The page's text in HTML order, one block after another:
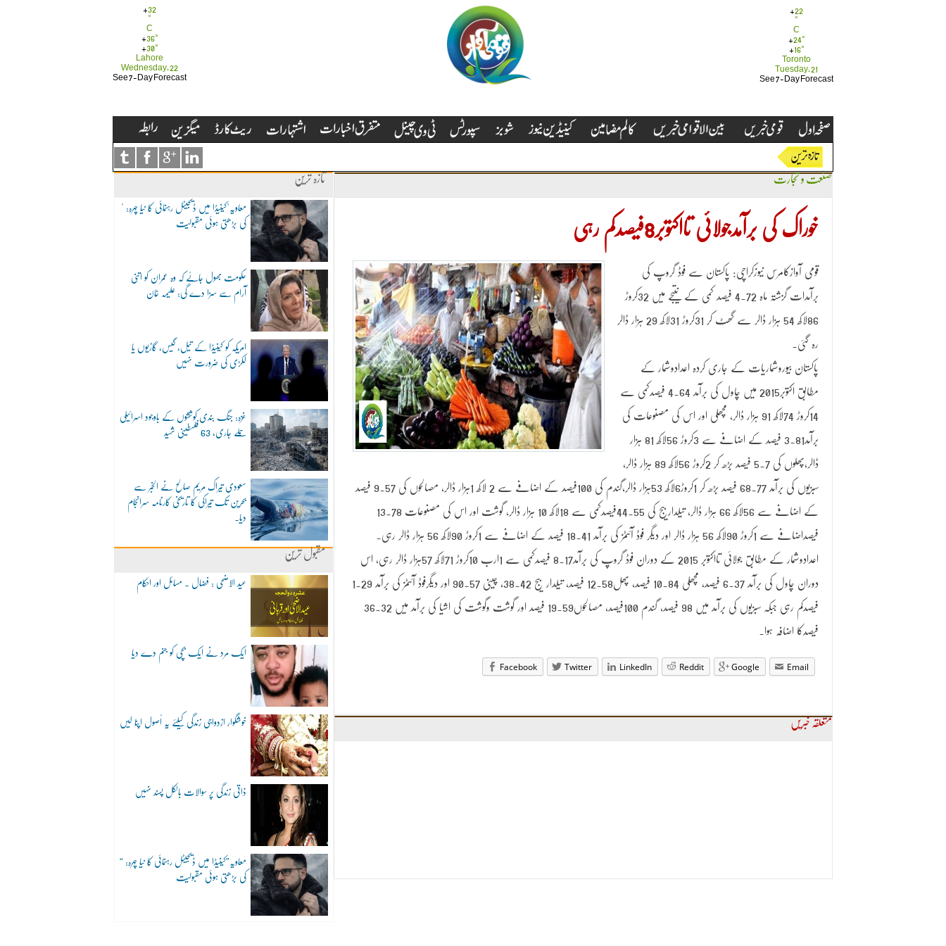
+22
°
C
+24°
+ 16°
Toronto
Tuesday, 21
See 7-Day Forecast
+32
°
C
+36°
+30°
Lahore
Wednesday, 22
See 7-Day Forecast
تازہ ترین
"معاویہ"کینیڈا میں ڈیجیٹل رہنمائی کا نیا چہرہ:
کی بڑھتی ہوئی مقبولیت
حکومت بھول جائے کہ وہ عمران کو اتنی
آرام سے سزا دے گی: علیمہ خان
امریکہ کو کینیڈا کے تیل، گیس، گاڑیوں یا
لکڑی کی ضرورت نہیں
غزہ: جنگ بندی کوششوں کے باوجود اسرائیلی
حملے جاری، 63 فلسطینی شہید
سعودی تیراک مریم صالح نے الخبر سے
بحرین تک تیراکی کا تاریخی کارنامہ سرانجام
دیا۔
مقبول ترین
عید الاضحی : فضال ۔ مسائل اور احکام
ایک مرد نے ایک بچی کو جنم دے دیا
خوشگوار ازدواجی زندگی کیلئے یہ اُصول اپنا لیں
ذاتی زندگی پر سوالات بالکل پسند نہیں
“معاویہ”کینیڈا میں ڈیجیٹل رہنمائی کا نیا چہرہ:
کی بڑھتی ہوئی مقبولیت
صنعت و تجارت
خوراک کی برآمدجولائی تااکتوبر8فیصدکم رہی
قومی آوازکامرس نیوزکراچی: پاکستان سے فوڈ گروپ کی
برآمدات گزشتہ ماہ 4.72 فیصد کمی کے نتیجے میں 32کروڑ
86لاکھ 54 ہزار ڈالر سے گھٹ کر 31کروڑ 31لاکھ 29 ہزار ڈالر
رہ گئی۔
پاکستان بیوروشماریات کے جاری کردہ اعدادوشمار کے
مطابق اکتوبر2015 میں چاول کی برآمد 4.64 فیصدکمی سے
14کروڑ 74لاکھ 91 ہزار ڈالر، مچھلی اور اس کی مصنوعات کی
برآمد3.81 فیصد کے اضافے سے 3کروڑ 56لاکھ 81 ہزار
ڈالر،پھلوں کی 5.7 فیصد بڑھ کر 2کروڑ 56لاکھ 89 ہزار ڈالر،
سبزیوں کی برآمد 68.77 فیصد بڑھ کر 1کروڑ6لاکھ 53ہزار ڈالر،گندم کی 100فیصد کے اضافے سے 2 لاکھ 1ہزار ڈالر، مصالحوں کی 9.57 فیصد
کے اضافے سے 56لاکھ 66 ہزار ڈالر، تیلداربیج کی 44.55فیصدکمی سے 18لاکھ 10 ہزار ڈالر، گوشت اور اس کی مصنوعات 13.78
فیصداضافے سے 1کروڑ 90لاکھ 56 ہزار ڈالر اور دیگر فوڈ آئٹمز کی برآمد 18.41 فیصد کے اضافے سے 1کروڑ 90لاکھ 56 ہزار ڈالر رہی۔
اعدادوشمار کے مطابق جولائی تااکتوبر 2015 کے دوران فوڈ گروپ کی برآمد8.17 فیصدکمی سے 1ارب 10کروڑ 71لاکھ 57ہزار ڈالر رہی، اس
دوران چاول کی برآمد 6.37 فیصد، مچھلی 10.84 فیصد، پھل12.58 فیصد، تیلدار بیج 38.42، چینی 90.57 اور دیگرفوڈ آئٹمز کی برآمد 1.29
فیصدکم رہی جبکہ سبزیوں کی برآمد میں 98 فیصد، گندم 100فیصد، مصالحوں19.59 فیصد اور گوشت وگوشت کی اشیا کی برآمد میں 36.32
فیصدکا اضافہ ہوا۔
Facebook Twitter LinkedIn Reddit Google Email
متعلقہ خبریں